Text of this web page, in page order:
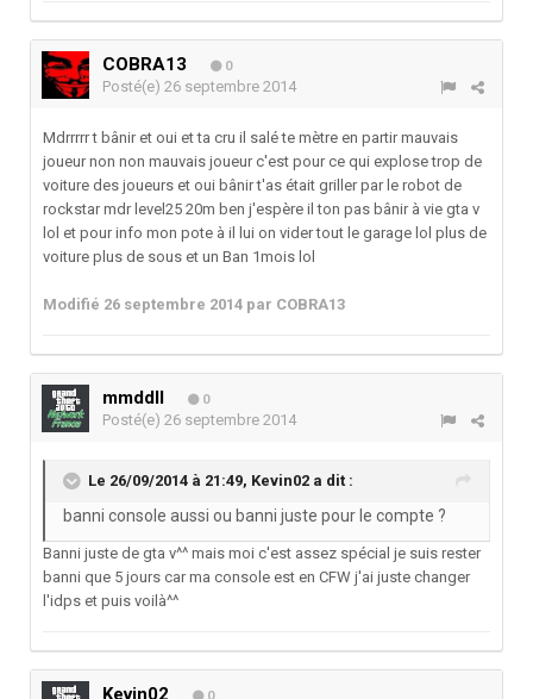
COBRA13 0
Posté(e) 26 septembre 2014
Mdrrrrr t bânir et oui et ta cru il salé te mètre en partir mauvais
joueur non non mauvais joueur c'est pour ce qui explose trop de
voiture des joueurs et oui bânir t'as était griller par le robot de
rockstar mdr level25 20m ben j'espère il ton pas bânir à vie gta v
lol et pour info mon pote à il lui on vider tout le garage lol plus de
voiture plus de sous et un Ban 1mois lol
Modifié 26 septembre 2014 par COBRA13
mmddll 0
Posté(e) 26 septembre 2014
Le 26/09/2014 à 21:49, Kevin02 a dit :
banni console aussi ou banni juste pour le compte ?
Banni juste de gta v^^ mais moi c'est assez spécial je suis rester
banni que 5 jours car ma console est en CFW j'ai juste changer
l'idps et puis voilà^^